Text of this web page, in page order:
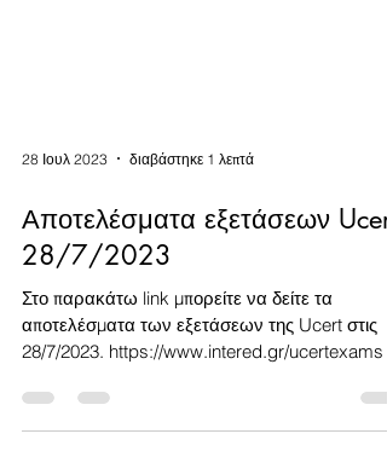
Αποτελέσματα εξετάσεων Ucert
28/7/2023
Στο παρακάτω link μπορείτε να δείτε τα
αποτελέσματα των εξετάσεων της Ucert στις
28/7/2023. https://www.intered.gr/ucertexams